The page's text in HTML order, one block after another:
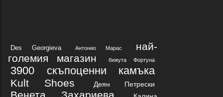
Des Georgieva Антонио Марас
най-
големия магазин
бижута Фортуна
3900 скъпоценни камъка
Kult Shoes Деян Петрески